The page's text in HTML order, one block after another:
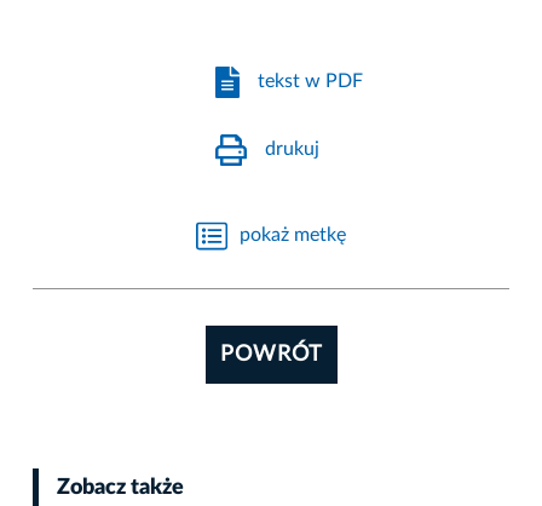
tekst w PDF
drukuj
pokaż metkę
POWRÓT
Zobacz także